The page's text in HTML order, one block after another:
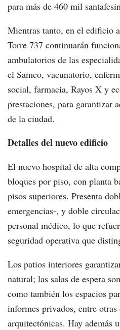
para más de 460 mil
Mientras tanto, en el edificio
Torre 737 continuarán
ambulatorios de las
el Samco, vacunatorio,
social, farmacia, Rayos X y
prestaciones, para garantizar
de la ciudad.
Detalles del nuevo edificio
El nuevo hospital de alta
bloques por piso, con planta
pisos superiores. Presenta
emergencias-, y doble
personal médico, lo que
seguridad operativa que
Los patios interiores
natural; las salas de espera
como también los espacios
informes privados, entre otras
arquitectónicas. Hay además